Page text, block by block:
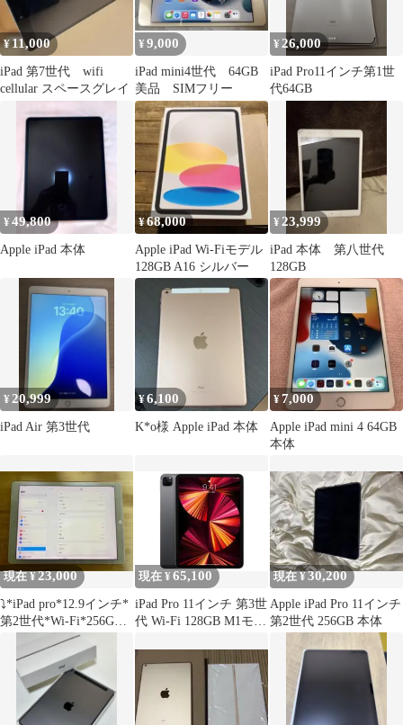
¥ 11,000
iPad 第7世代 wifi
cellular スペースグレイ
¥9,000
iPad mini4世代 64GB
美品 SIMフリー
¥26,000
iPad Pro11インチ第1世
代64GB
¥49,800
Apple iPad 本体
¥68,000
Apple iPad Wi-Fiモデル
128GB A16 シルバー
¥ 23,999
iPad 本体 第八世代
128GB
¥ 20,999
iPad Air 第3世代
¥6,100
K*o様 Apple iPad 本体
¥7,000
Apple iPad mini 4 64GB
本体
現在 ¥23,000
⤵︎*iPad pro*12.9インチ*
第2世代*Wi-Fi*256GB*
現在 ¥65,100
iPad Pro 11インチ 第3世
代 Wi-Fi 128GB M1モデ
現在 ¥30,200
Apple iPad Pro 11インチ
第2世代 256GB 本体